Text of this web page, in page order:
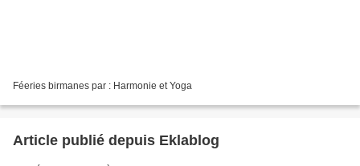
Féeries birmanes par : Harmonie et Yoga
Article publié depuis Eklablog